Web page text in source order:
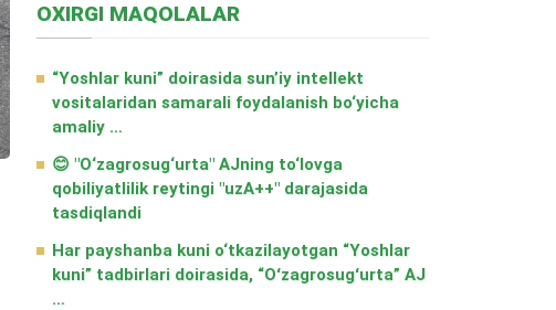
OXIRGI MAQOLALAR
“Yoshlar kuni” doirasida sun’iy intellekt
vositalaridan samarali foydalanish bo‘yicha
amaliy …
😊 "O‘zagrosug‘urta" AJning to‘lovga
qobiliyatlilik reytingi "uzA++" darajasida
tasdiqlandi
Har payshanba kuni o‘tkazilayotgan “Yoshlar
kuni” tadbirlari doirasida, “Oʻzagrosugʻurta” AJ
…